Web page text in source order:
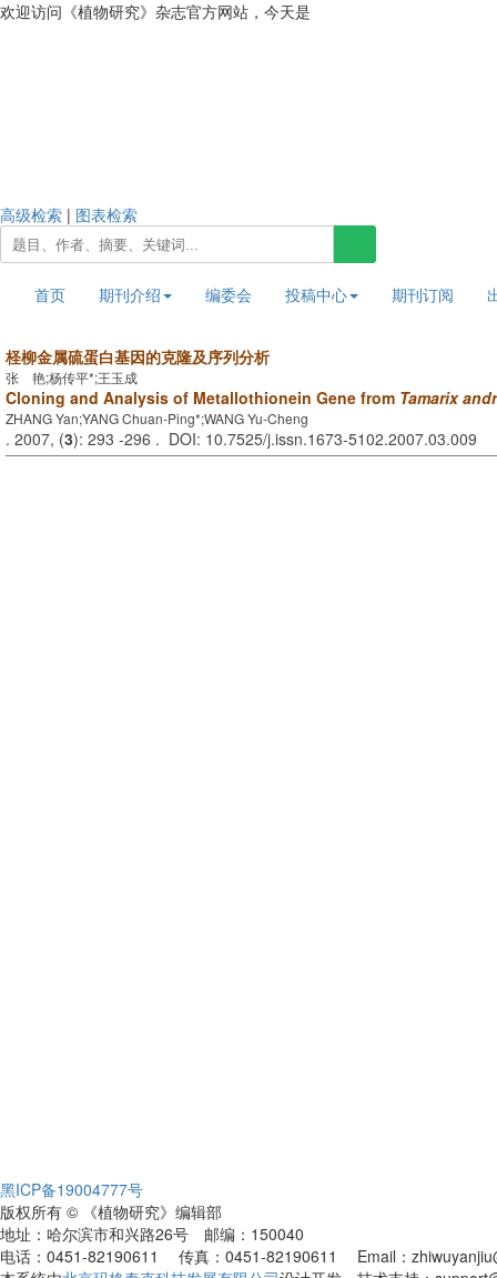
欢迎访问《植物研究》杂志官方网站，今天是
高级检索 | 图表检索
首页 期刊介绍 编委会 投稿中心 期刊订阅
柽柳金属硫蛋白基因的克隆及序列分析
张 艳;杨传平*;王玉成
Cloning and Analysis of Metallothionein Gene from Tamarix
ZHANG Yan;YANG Chuan-Ping*;WANG Yu-Cheng
. 2007, (3): 293 -296 . DOI: 10.7525/j.issn.1673-5102.2007.03.009
黑ICP备19004777号
版权所有 © 《植物研究》编辑部
地址：哈尔滨市和兴路26号 邮编：150040
电话：0451-82190611 传真：0451-82190611 Email：